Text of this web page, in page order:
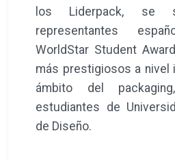
los Liderpack, se
representantes
WorldStar Student
más prestigiosos a nivel
ámbito del
estudiantes de
de Diseño.